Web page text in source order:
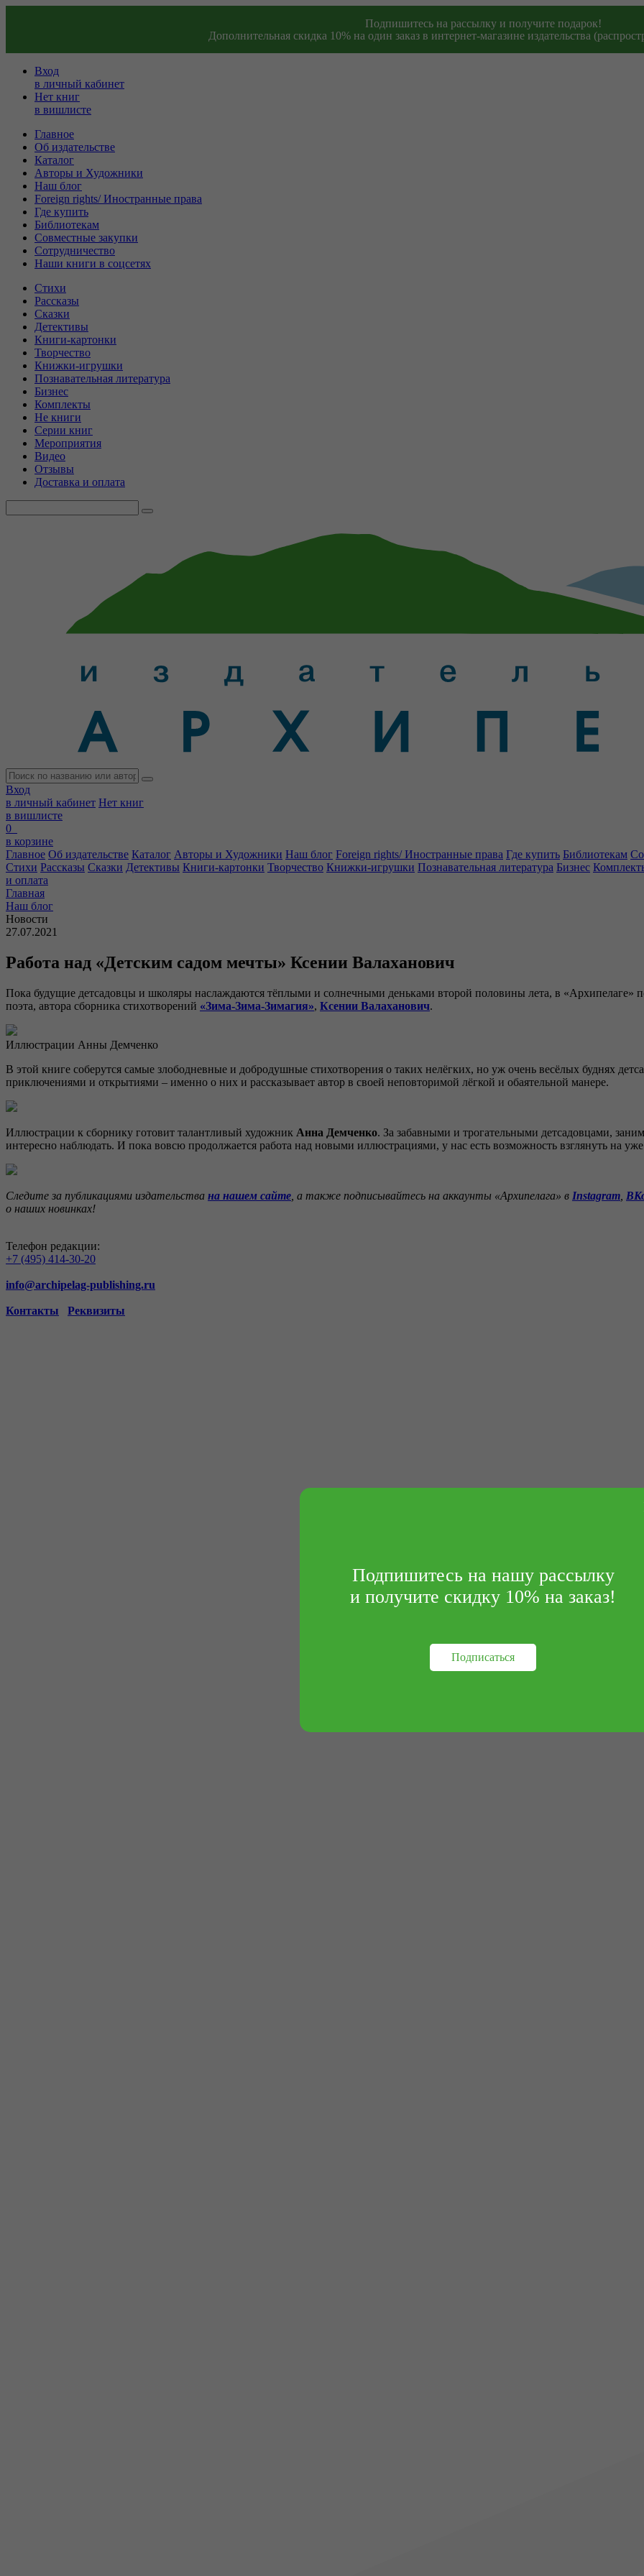
Подпишитесь на рассылку и получите подарок!
Дополнительная скидка 10% на один заказ в интернет-магазине издательства
Вход
в личный кабинет
Нет книг
в вишлисте
Главное
Об издательстве
Каталог
Авторы и Художники
Наш блог
Foreign rights/ Иностранные права
Где купить
Библиотекам
Совместные закупки
Сотрудничество
Наши книги в соцсетях
Стихи
Рассказы
Сказки
Детективы
Книги-картонки
Творчество
Книжки-игрушки
Познавательная литература
Бизнес
Комплекты
Не книги
Серии книг
Мероприятия
Видео
Отзывы
Доставка и оплата
Вход
в личный кабинет Нет книг
в вишлисте
0
в корзине
Главное Об издательстве Каталог Авторы и Художники Наш блог Foreign rights/ Иностранные права Где купить Библиотекам
Стихи Рассказы Сказки Детективы Книги-картонки Творчество Книжки-игрушки Познавательная литература Бизнес
и оплата
Главная
Наш блог
Новости
27.07.2021
Работа над «Детским садом мечты» Ксении Валаханович
Пока будущие детсадовцы и школяры наслаждаются тёплыми и солнечными деньками второй половины лета, в «Архипелаге»
поэта, автора сборника стихотворений «Зима-Зима-Зимагия», Ксении Валаханович.
Иллюстрации Анны Демченко
В этой книге соберутся самые злободневные и добродушные стихотворения о таких нелёгких, но уж очень весёлых буднях
приключениями и открытиями – именно о них и рассказывает автор в своей неповторимой лёгкой и обаятельной манере.
Иллюстрации к сборнику готовит талантливый художник Анна Демченко. За забавными и трогательными детсадовцами,
интересно наблюдать. И пока вовсю продолжается работа над новыми иллюстрациями, у нас есть возможность взглянуть на
Следите за публикациями издательства на нашем сайте , а также подписывайтесь на аккаунты «Архипелага» в Instagram
о наших новинках!
Телефон редакции:
+7 (495) 414-30-20
info@archipelag-publishing.ru
Контакты Реквизиты
Подпишитесь на нашу рассылку
и получите скидку 10% на заказ!
Подписаться